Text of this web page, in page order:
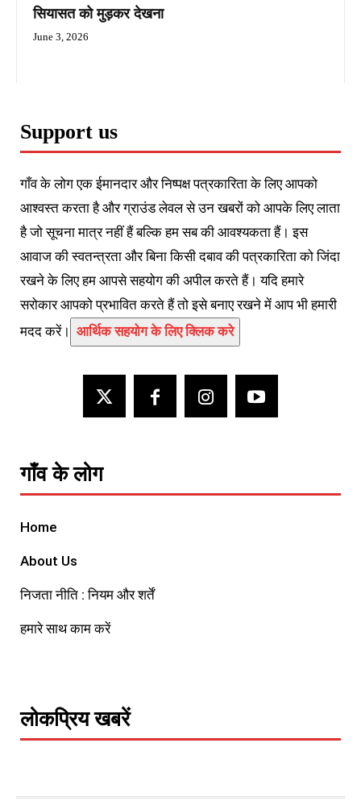
सियासत को मुड़कर देखना
June 3, 2026
Support us
गाँव के लोग एक ईमानदार और निष्पक्ष पत्रकारिता के लिए आपको
आश्वस्त करता है और ग्राउंड लेवल से उन खबरों को आपके लिए लाता
है जो सूचना मात्र नहीं हैं बल्कि हम सब की आवश्यकता हैं। इस
आवाज की स्वतन्त्रता और बिना किसी दबाव की पत्रकारिता को जिंदा
रखने के लिए हम आपसे सहयोग की अपील करते हैं। यदि हमारे
सरोकार आपको प्रभावित करते हैं तो इसे बनाए रखने में आप भी हमारी
मदद करें। आर्थिक सहयोग के लिए क्लिक करे
गाँव के लोग
Home
About Us
निजता नीति : नियम और शर्तें
हमारे साथ काम करें
लोकप्रिय खबरें